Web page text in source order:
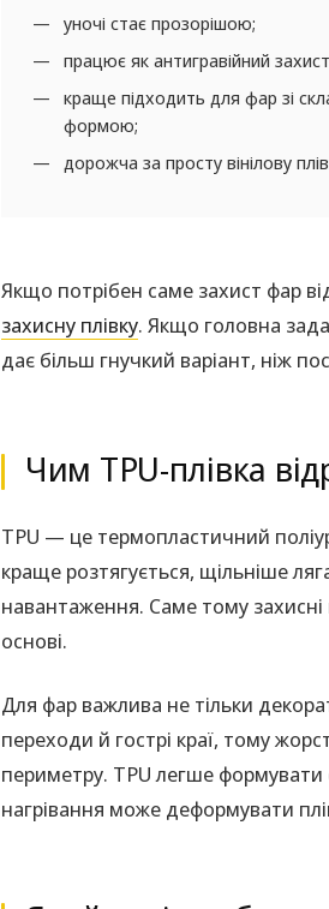
уночі стає прозорішою;
працює як антигравійний
краще підходить для фар зі
формою;
дорожча за просту вінілову
Якщо потрібен саме захист фар
захисну плівку. Якщо головна
дає більш гнучкий варіант, ніж
Чим TPU-плівка
TPU — це термопластичний
краще розтягується, щільніше
навантаження. Саме тому захисні
основі.
Для фар важлива не тільки
переходи й гострі краї, тому
периметру. TPU легше формувати
нагрівання може деформувати